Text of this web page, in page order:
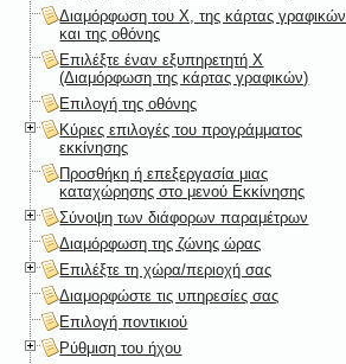
Διαμόρφωση του X, της κάρτας γραφικών
και της οθόνης
Επιλέξτε έναν εξυπηρετητή X
(Διαμόρφωση της κάρτας γραφικών)
Επιλογή της οθόνης
Κύριες επιλογές του προγράμματος
εκκίνησης
Προσθήκη ή επεξεργασία μιας
καταχώρησης στο μενού Εκκίνησης
Σύνοψη των διάφορων παραμέτρων
Διαμόρφωση της ζώνης ώρας
Επιλέξτε τη χώρα/περιοχή σας
Διαμορφώστε τις υπηρεσίες σας
Επιλογή ποντικιού
Ρύθμιση του ήχου